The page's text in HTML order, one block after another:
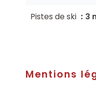
Pistes de ski
3
Mentions